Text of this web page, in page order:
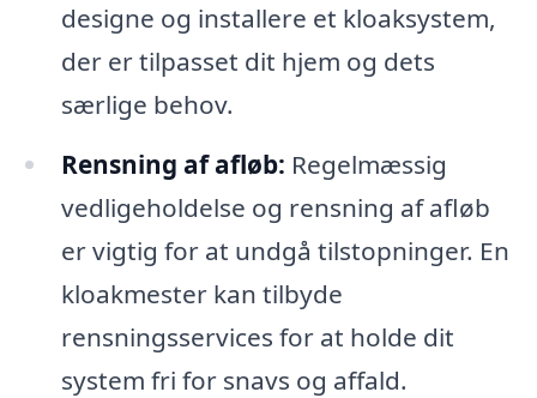
designe og installere et kloaksystem,
der er tilpasset dit hjem og dets
særlige behov.
Rensning af afløb: Regelmæssig
vedligeholdelse og rensning af afløb
er vigtig for at undgå tilstopninger. En
kloakmester kan tilbyde
rensningsservices for at holde dit
system fri for snavs og affald.